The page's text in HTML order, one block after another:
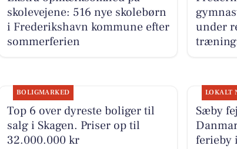
skolevejene: 516 nye skolebørn
i Frederikshavn kommune efter
sommerferien
under
BOLIGMARKED
Top 6 over dyreste boliger til
salg i Skagen. Priser op til
32.000.000 kr
LOKALT
Sæby
ferieby